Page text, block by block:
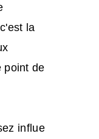
la
point de
influe